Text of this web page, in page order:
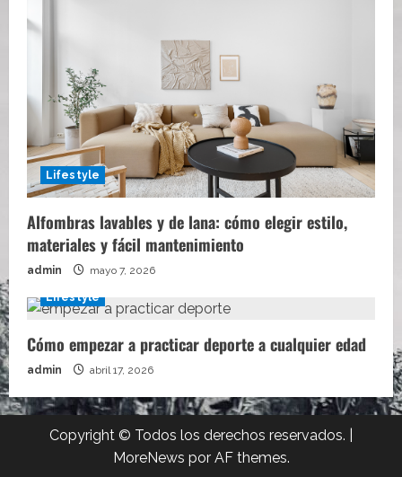
Lifestyle
Alfombras lavables y de lana: cómo elegir estilo,
materiales y fácil mantenimiento
admin mayo 7, 2026
Lifestyle
Cómo empezar a practicar deporte a cualquier edad
admin abril 17, 2026
Copyright © Todos los derechos reservados.
MoreNews por AF themes.